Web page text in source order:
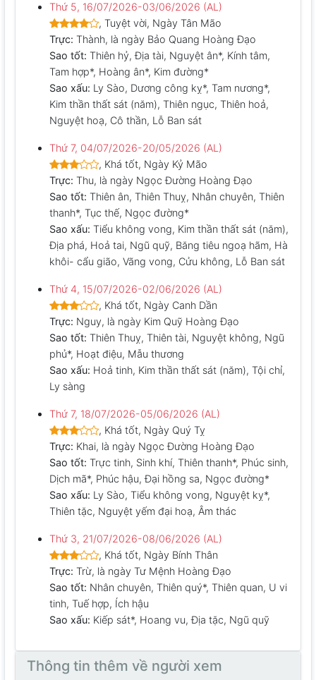
Thứ 5, 16/07/2026-03/06/2026 (AL)
, Tuyệt vời, Ngày Tân Mão
Trực: Thành, là ngày Bảo Quang Hoàng Đạo
Sao tốt: Thiên hỷ, Địa tài, Nguyệt ân*, Kính tâm,
Tam hợp*, Hoàng ân*, Kim đường*
Sao xấu: Ly Sào, Dương công kỵ*, Tam nương*,
Kim thần thất sát (năm), Thiên ngục, Thiên hoả,
Nguyệt hoạ, Cô thần, Lỗ Ban sát
Thứ 7, 04/07/2026-20/05/2026 (AL)
, Khá tốt, Ngày Kỷ Mão
Trực: Thu, là ngày Ngọc Đường Hoàng Đạo
Sao tốt: Thiên ân, Thiên Thuỵ, Nhân chuyên, Thiên
thanh*, Tục thế, Ngọc đường*
Sao xấu: Tiểu không vong, Kim thần thất sát (năm),
Địa phá, Hoả tai, Ngũ quỹ, Băng tiêu ngoạ hãm, Hà
khôi- cẩu gião, Vãng vong, Cửu không, Lỗ Ban sát
Thứ 4, 15/07/2026-02/06/2026 (AL)
, Khá tốt, Ngày Canh Dần
Trực: Nguy, là ngày Kim Quỹ Hoàng Đạo
Sao tốt: Thiên Thuỵ, Thiên tài, Nguyệt không, Ngũ
phủ*, Hoạt điệu, Mẫu thương
Sao xấu: Hoả tinh, Kim thần thất sát (năm), Tội chỉ,
Ly sàng
Thứ 7, 18/07/2026-05/06/2026 (AL)
, Khá tốt, Ngày Quý Tỵ
Trực: Khai, là ngày Ngọc Đường Hoàng Đạo
Sao tốt: Trực tinh, Sinh khí, Thiên thanh*, Phúc sinh,
Dịch mã*, Phúc hậu, Đại hồng sa, Ngọc đường*
Sao xấu: Ly Sào, Tiểu không vong, Nguyệt kỵ*,
Thiên tặc, Nguyệt yếm đại hoạ, Âm thác
Thứ 3, 21/07/2026-08/06/2026 (AL)
, Khá tốt, Ngày Bính Thân
Trực: Trừ, là ngày Tư Mệnh Hoàng Đạo
Sao tốt: Nhân chuyên, Thiên quý*, Thiên quan, U vi
tinh, Tuế hợp, Ích hậu
Sao xấu: Kiếp sát*, Hoang vu, Địa tặc, Ngũ quỹ
Thông tin thêm về người xem